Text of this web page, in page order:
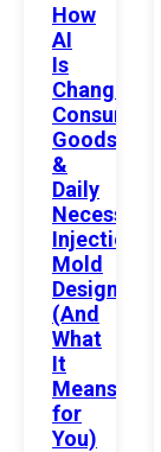
How
AI
Is
Changing
Consumer
Goods
&
Daily
Necessities
Injection
Mold
Design
(And
What
It
Means
for
You)